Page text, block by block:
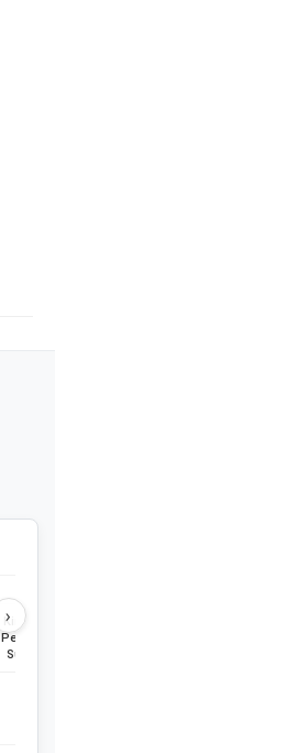
Kirim Truk Skylift //
Pemkot Pagar Alam
Sumatera Selatan
›